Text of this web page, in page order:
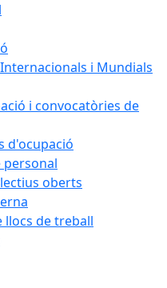
i Mundials
i convocatòries de
d'ocupació
personal
oberts
llocs de treball